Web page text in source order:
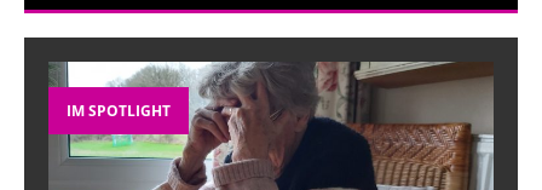
IM SPOTLIGHT